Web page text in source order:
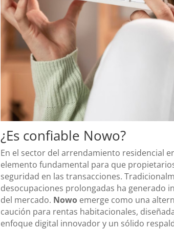
¿Es confiable Nowo?
En el sector del arrendamiento residencial
elemento fundamental para que
seguridad en las transacciones.
desocupaciones prolongadas ha generado
del mercado. Nowo emerge como una
caución para rentas habitacionales,
enfoque digital innovador y un sólido